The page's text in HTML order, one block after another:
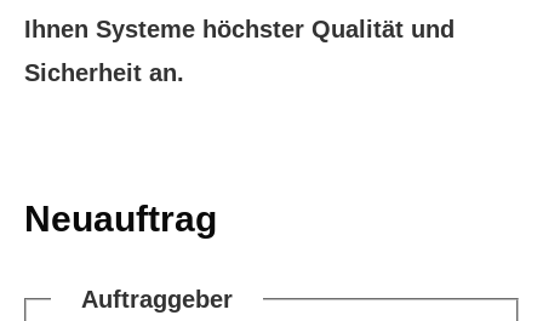
Ihnen Systeme höchster Qualität und
Sicherheit an.
Neuauftrag
Auftraggeber